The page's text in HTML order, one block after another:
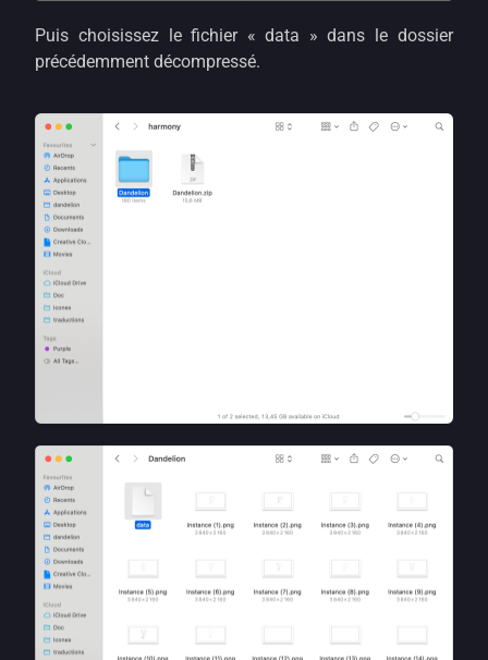
Puis choisissez le fichier « data » dans le dossier
précédemment décompressé.